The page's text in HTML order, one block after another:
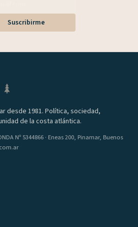
Suscribirme
desde 1981. Política, sociedad,
de la costa atlántica.
Nº 5344866 · Eneas 200, Pinamar, Buenos